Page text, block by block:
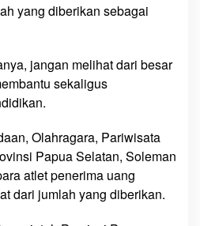
yang diberikan sebagai
jangan melihat dari besar
sekaligus
Olahragara, Pariwisata
Papua Selatan, Soleman
atlet penerima uang
dari jumlah yang diberikan.